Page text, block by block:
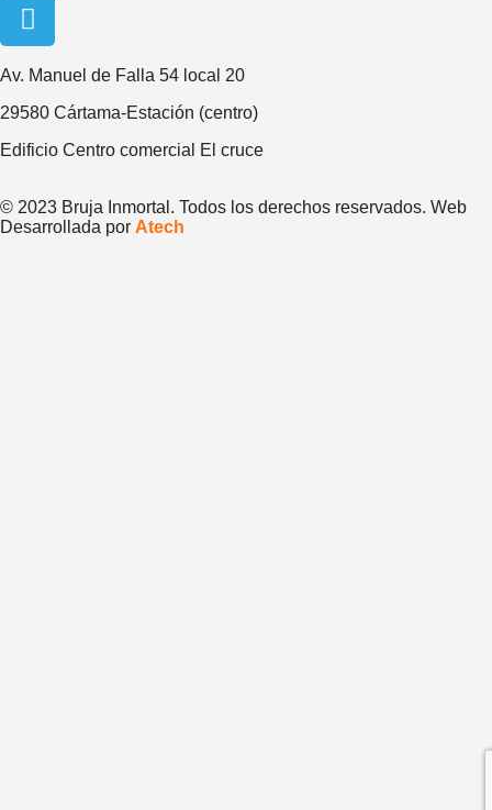
Av. Manuel de Falla 54 local 20
29580 Cártama-Estación (centro)
Edificio Centro comercial El cruce
© 2023 Bruja Inmortal. Todos los derechos reservados. Web
Desarrollada por Atech